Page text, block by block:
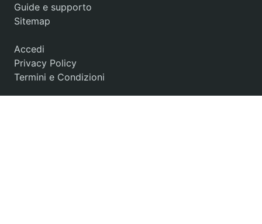
Guide e supporto
Sitemap
Accedi
Privacy Policy
Termini e Condizioni